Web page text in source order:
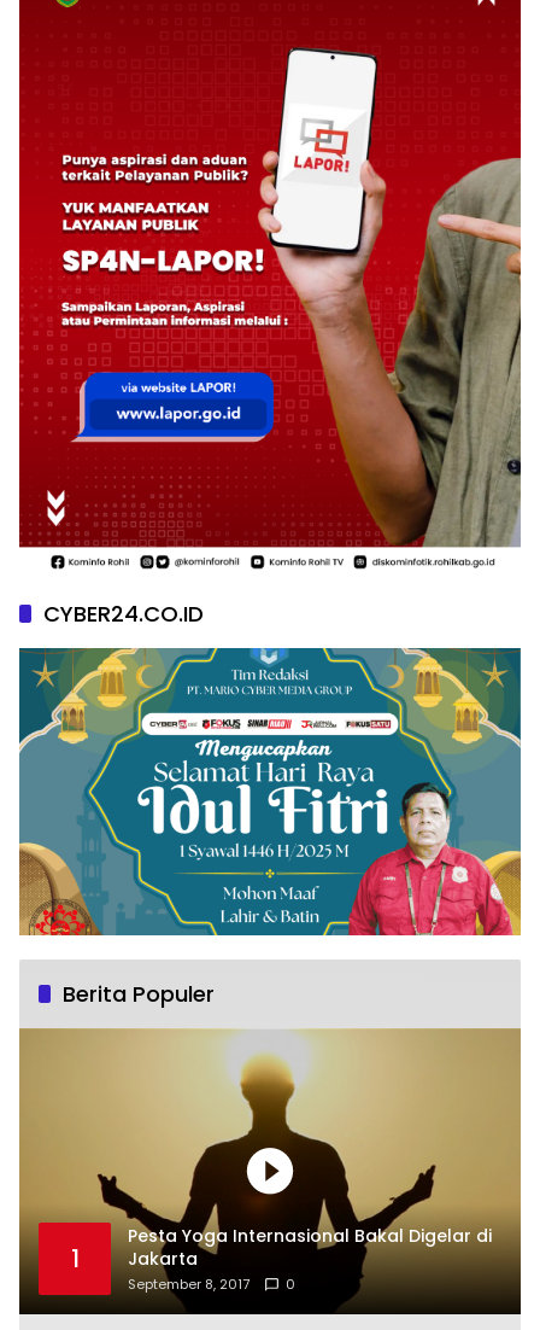
CYBER24.CO.ID
Berita Populer
1
Pesta Yoga Internasional Bakal Digelar di
Jakarta
September 8, 2017 0